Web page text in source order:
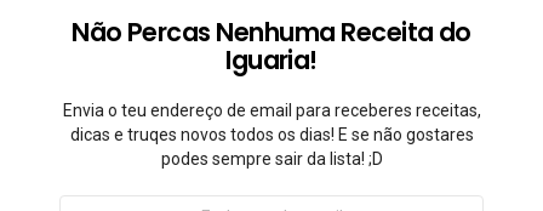
Não Percas Nenhuma Receita do
Iguaria!
Envia o teu endereço de email para receberes receitas,
dicas e truqes novos todos os dias! E se não gostares
podes sempre sair da lista! ;D
Endereço